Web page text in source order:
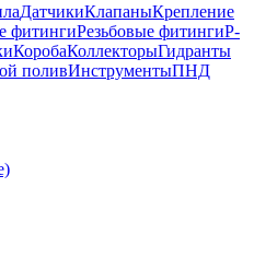
ДатчикиКлапаныКрепление
фитингиРезьбовые фитингиP-
КоробаКоллекторыГидранты
поливИнструментыПНД